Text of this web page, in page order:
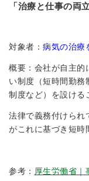
「治療と仕事の両
対象者： 病気の治療
概要：会社が自主的
い制度（短時間勤務
制度など）を設ける
法律で義務付けられ
がこれに基づき短時
参考： 厚生労働省｜